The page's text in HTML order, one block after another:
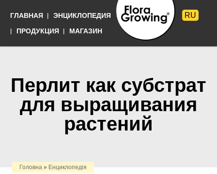
основному
содержанию
Выращивать
RU
ГЛАВНАЯ
ЭНЦИКЛОПЕДИЯ
ПРОДУКЦИЯ
МАГАЗИН
Перлит как субстрат
для выращивания
растений
Головна » Енциклопедія